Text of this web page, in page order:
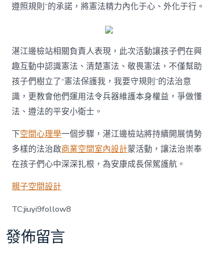
遵照規則”的承諾，將憲法精力內化于心、外化于行。
湛江邊檢站相關負責人表現，此次活動讓孩子們在興
趣互動中認識憲法、清楚憲法、敬畏憲法，不僅幫助
孩子們樹立了“憲法保護我，我要守規則”的法治意
識，更教會他們運用法令兵器維護本身權益，爭做懂
法、遵法的平安小衛士。
下空間心理學一個步驟，湛江邊檢站將持續開展情勢
多樣的法治啟商業空間室內設計蒙活動，讓法治崇奉
在孩子們心中深深扎根，為安康成長保駕護航。
親子空間設計
TC:jiuyi9follow8
發佈留言